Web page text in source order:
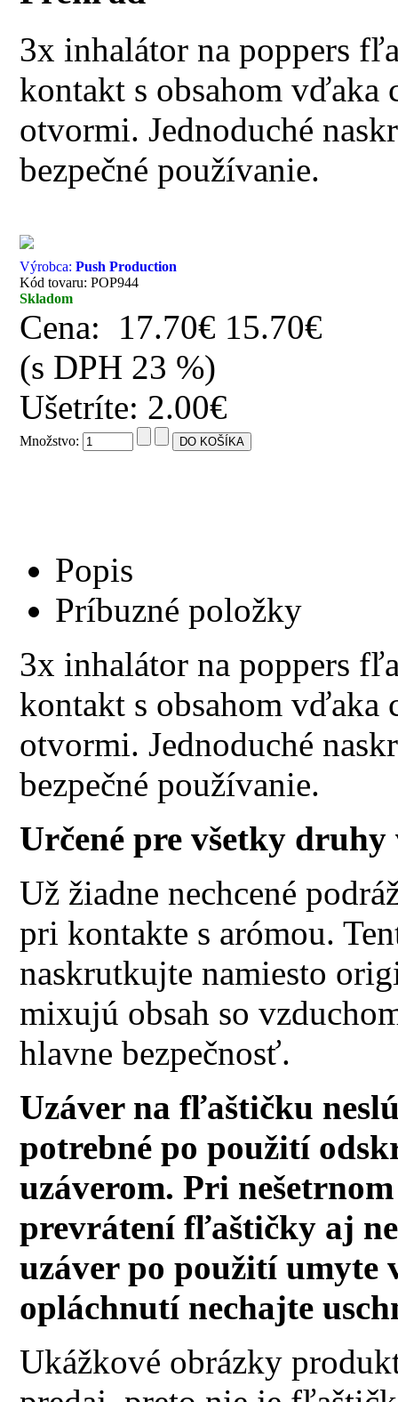
3x inhalátor na poppers
kontakt s obsahom vďaka
otvormi. Jednoduché
bezpečné používanie.
Výrobca:Push Production
Kód tovaru: POP944
Skladom
Cena: 17.70€ 15.70€
(s DPH 23 %)
Ušetríte: 2.00€
Množstvo:
Popis
Príbuzné položky
3x inhalátor na poppers
kontakt s obsahom vďaka
otvormi. Jednoduché
bezpečné používanie.
Určené pre všetky
Už žiadne nechcené
pri kontakte s arómou.
naskrutkujte namiesto
mixujú obsah so
hlavne bezpečnosť.
Uzáver na fľaštičku
potrebné po použití
uzáverom. Pri
prevrátení fľaštičky aj
uzáver po použití umyte
opláchnutí nechajte
Ukážkové obrázky